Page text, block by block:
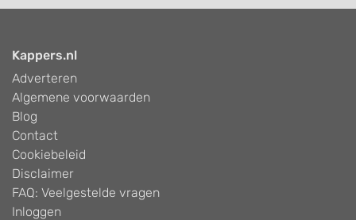
Kappers.nl
Adverteren
Algemene voorwaarden
Blog
Contact
Cookiebeleid
Disclaimer
FAQ: Veelgestelde vragen
Inloggen